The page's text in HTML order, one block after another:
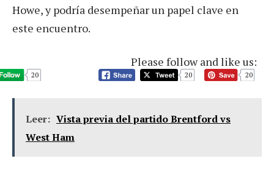
Howe, y podría desempeñar un papel clave en
este encuentro.
Please follow and like us:
20 20 20
Leer: Vista previa del partido Brentford vs
West Ham